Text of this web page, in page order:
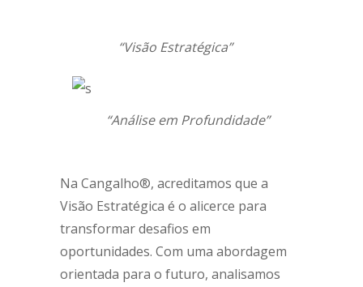
“Visão Estratégica”
“Análise em Profundidade”
Na Cangalho®, acreditamos que a
Visão Estratégica é o alicerce para
transformar desafios em
oportunidades. Com uma abordagem
orientada para o futuro, analisamos